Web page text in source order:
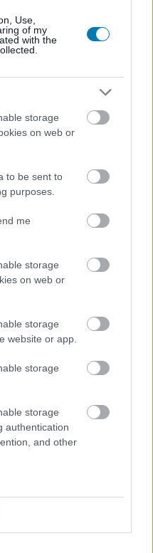
Use,
of my
with the
storage
on web or
to be sent to
purposes.
me
storage
on web or
storage
website or app.
storage
storage
authentication
and other
Resident Evil Requiem
rendező már a
a közösségi
dolgozik a Capcomnál
Evil Requiem,